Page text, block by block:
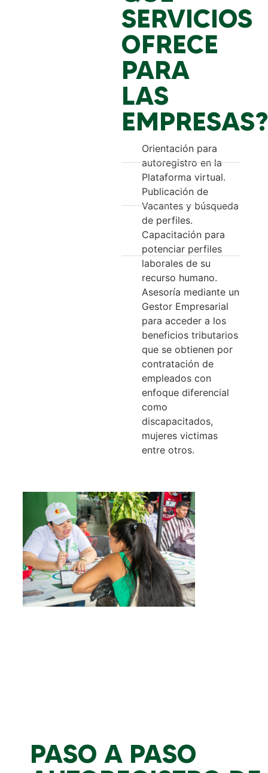
SERVICIOS
OFRECE
PARA
LAS
EMPRESAS?
Orientación para
autoregistro en la
Plataforma virtual.
Publicación de
Vacantes y búsqueda
de perfiles.
Capacitación para
potenciar perfiles
laborales de su
recurso humano.
Asesoría mediante un
Gestor Empresarial
para acceder a los
beneficios tributarios
que se obtienen por
contratación de
empleados con
enfoque diferencial
como
discapacitados,
mujeres victimas
entre otros.
PASO A PASO